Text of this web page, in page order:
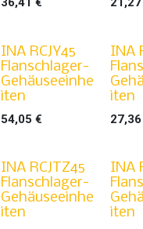
INA RCJY45
Flanschlager-
Gehäuseeinhe
iten
54,05 €
INA
iten
27,36
INA RCJTZ45
Flanschlager-
Gehäuseeinhe
iten
INA
iten